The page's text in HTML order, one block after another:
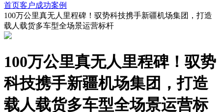
首页客户成功案例
100万公里真无人里程碑！驭势科技携手新疆机场集团，打造
载人载货多车型全场景运营标杆
100万公里真无人里程碑！驭势
科技携手新疆机场集团，打造
载人载货多车型全场景运营标